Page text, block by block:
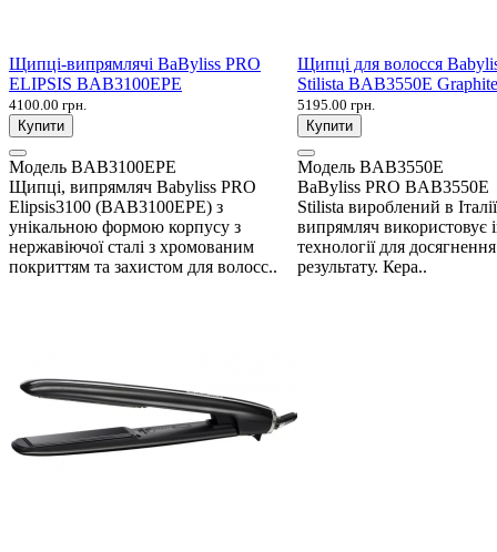
Щипці-випрямлячі BaByliss PRO
ELIPSIS BAB3100EPE
4100.00 грн.
Купити
Модель BAB3100EPE
Щипці, випрямляч Babyliss PRO
Elipsis3100 (BAB3100EPE) з
унікальною формою корпусу з
нержавіючої сталі з хромованим
покриттям та захистом для волосс..
Щипці для волосся
Stilista BAB3550E Graphite
5195.00 грн.
Купити
Модель BAB3550E
BaByliss PRO BAB3550E
Stilista вироблений в
випрямляч використовує
технології для
результату. Кера..